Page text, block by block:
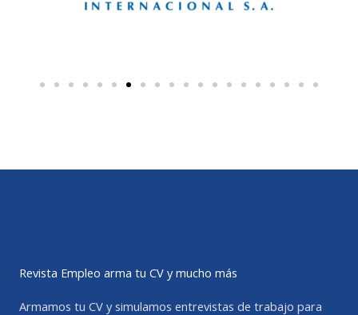
Revista Empleo arma tu CV y mucho más
Armamos tu CV y simulamos entrevistas de trabajo para